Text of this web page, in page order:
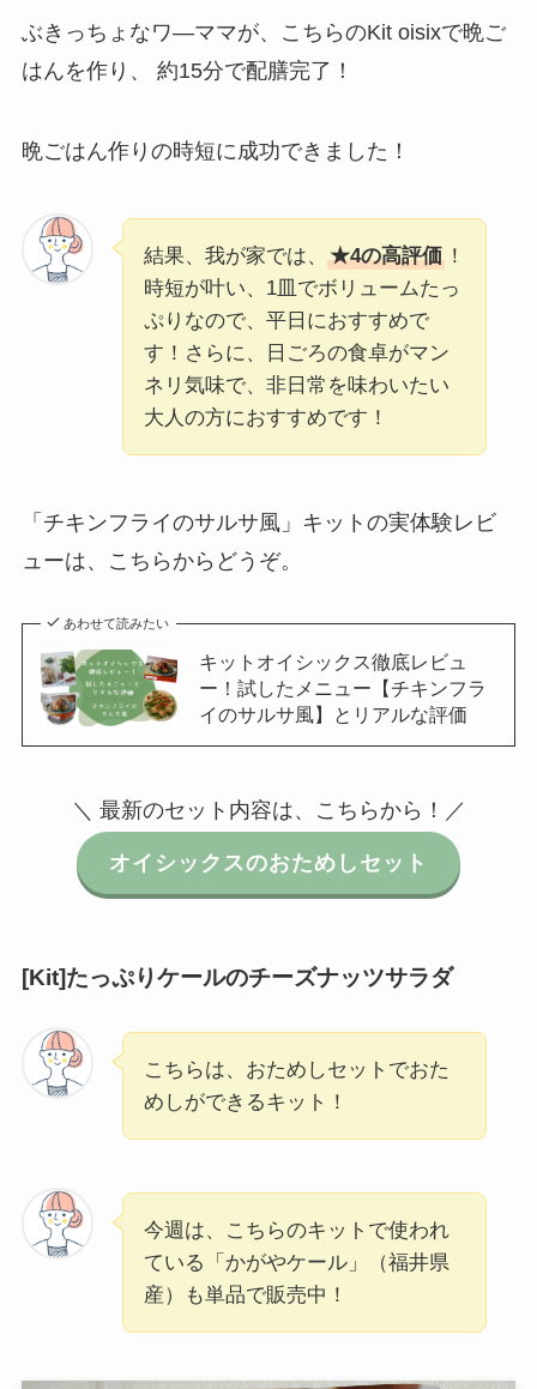
ぶきっちょなワ―ママが、こちらのKit oisixで晩ご
はんを作り、 約15分で配膳完了！
晩ごはん作りの時短に成功できました！
結果、我が家では、 ★4の高評価！
時短が叶い、1皿でボリュームたっ
ぷりなので、平日におすすめで
す！さらに、日ごろの食卓がマン
ネリ気味で、非日常を味わいたい
大人の方におすすめです！
「チキンフライのサルサ風」キットの実体験レビ
ューは、こちらからどうぞ。
あわせて読みたい
キットオイシックス徹底レビュ
ー！試したメニュー【チキンフラ
イのサルサ風】とリアルな評価
＼ 最新のセット内容は、こちらから！／
オイシックスのおためしセット
[Kit]たっぷりケールのチーズナッツサラダ
こちらは、おためしセットでおた
めしができるキット！
今週は、こちらのキットで使われ
ている「かがやケール」（福井県
産）も単品で販売中！